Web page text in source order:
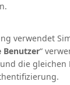
verwendet
Benutzer“
die